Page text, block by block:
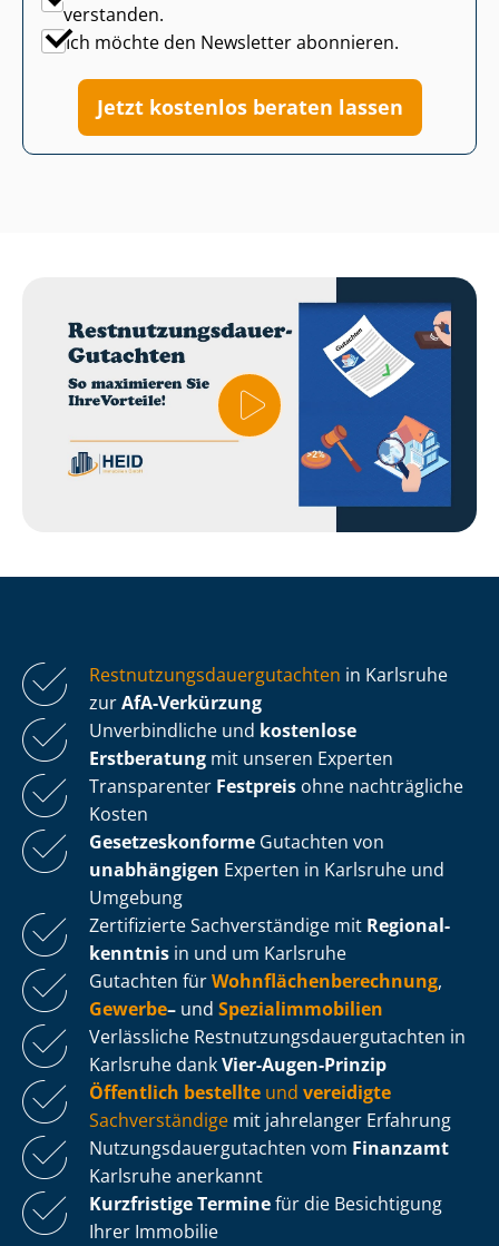
verstanden.
Ich möchte den Newsletter abonnieren.
Jetzt kostenlos beraten lassen
Rest­nut­zungs­dau­er­gut­ach­ten in Karlsruhe
zurAfA-Verkürzung
Unverbindliche und kostenlose
Erstberatung mit unseren Experten
Transparenter Festpreis ohne nachträgliche
Kosten
Ge­set­zes­kon­for­me Gutachten von
unabhängigen Experten in Karlsruhe und
Umgebung
Zertifizierte Sachverständige mit Re­gio­nal­
kennt­nis in und um Karlsruhe
Gutachten fürWohn­flä­chen­be­rech­nung,
Gewerbe– und Spe­zi­al­im­mo­bi­li­en
Verlässliche Rest­nut­zungs­dau­er­gut­ach­ten in
Karlsruhe dankVier-Augen-Prinzip
Öffentlich bestellte und vereidigte
Sachverständige mit jahrelanger Erfahrung
Nut­zungs­dau­er­gut­ach­ten vom Finanzamt
Karlsruhe anerkannt
Kurzfristige Terminefür die Besichtigung
Ihrer Immobilie